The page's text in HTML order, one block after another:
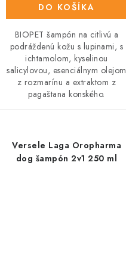
DO KOŠÍKA
BIOPET šampón na citlivú a
podráždenú kožu s lupinami, s
ichtamolom, kyselinou
salicylovou, esenciálnym olejom
z rozmarínu a extraktom z
pagaštana konského.
Versele Laga Oropharma
dog šampón 2v1 250 ml